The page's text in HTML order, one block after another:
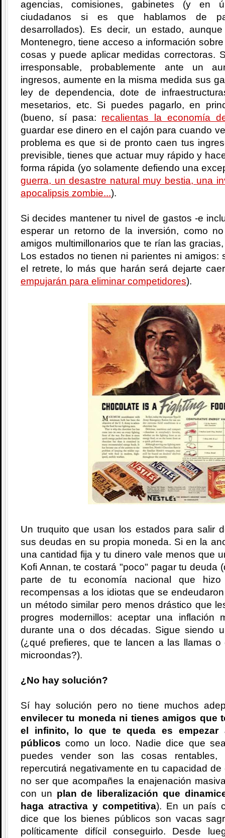
agencias, comisiones, gabinetes (y en
ciudadanos si es que hablamos de
desarrollados). Es decir, un estado,
Montenegro, tiene acceso a información
cosas y puede aplicar medidas correctoras.
irresponsable, probablemente ante un
ingresos, aumente en la misma medida sus
ley de dependencia, dote de
mesetarios, etc. Si puedes pagarlo, en
(bueno, sí pasa: recalientas la economía
guardar ese dinero en el cajón para cuando
problema es que si de pronto caen tus
previsible, tienes que actuar muy rápido y
forma rápida (yo solamente defiendo una
guerra, un desastre natural muy bestia, una
apocalipsis zombie...).
Si decides mantener tu nivel de gastos -e
esperar un retorno de la inversión, como
amigos multimillonarios que te rían las
Los estados no tienen ni parientes ni amigos:
el retrete, lo más que harán será dejarte
empujarán para eliminar competidores).
Un truquito que usan los estados para salir
sus deudas en su propia moneda. Si en la
una cantidad fija y tu dinero vale menos que
Kofi Annan, te costará "poco" pagar tu deuda
parte de tu economía nacional que
recompensas a los idiotas que se
un método similar pero menos drástico que
progres modernillos: aceptar una inflación
durante una o dos décadas. Sigue siendo
(¿qué prefieres, que te lancen a las llamas
microondas?).
¿No hay solución?
Sí hay solución pero no tiene muchos
envilecer tu moneda ni tienes amigos que
el infinito, lo que te queda es empezar
públicos como un loco. Nadie dice que
puedes vender son las cosas
repercutirá negativamente en tu capacidad
no ser que acompañes la enajenación
con un plan de liberalización que
haga atractiva y competitiva). En un país
dice que los bienes públicos son vacas
políticamente difícil conseguirlo. Desde